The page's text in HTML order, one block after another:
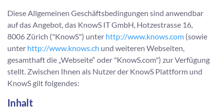
Diese Allgemeinen Geschäftsbedingungen sind anwendbar
auf das Angebot, das KnowS IT GmbH, Hotzestrasse 16,
8006 Zürich ("KnowS") unter http://www.knows.com (sowie
unter http://www.knows.ch und weiteren Webseiten,
gesamthaft die „Webseite“ oder "KnowS.com") zur Verfügung
stellt. Zwischen Ihnen als Nutzer der KnowS Plattform und
KnowS gilt folgendes:
Inhalt